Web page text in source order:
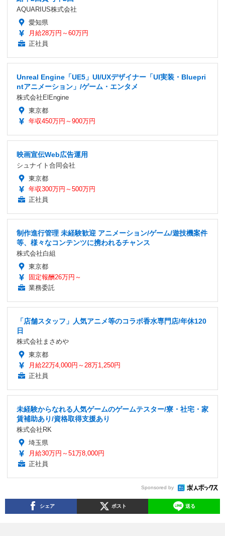
AQUARIUS株式会社
愛知県
月給28万円～60万円
正社員
Unreal Engine「UE5」UI/UXデザイナー「UI実装・Bluepri
ntアニメーション」/ゲーム・エンタメ
株式会社ElEngine
東京都
年収450万円～900万円
映画宣伝Web広告運用
シュナイト合同会社
東京都
年収300万円～500万円
正社員
制作進行管理 未経験歓迎 アニメーション/ゲーム/遊技機案件
等、様々なコンテンツに携われるチャンス
株式会社白組
東京都
固定報酬26万円～
業務委託
「店舗スタッフ」人気アニメ等のコラボ香水専門店/年休120
日
株式会社まさめや
東京都
月給22万4,000円～28万1,250円
正社員
未経験からなれる人気ゲームのゲームテスター/寮・社宅・家
賃補助あり/資格取得支援あり
株式会社RK
埼玉県
月給30万円～51万8,000円
正社員
Sponsored by
シェア ポスト 送る